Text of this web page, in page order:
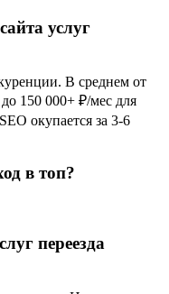
услуг
В среднем от
150 000+ ₽/мес для
окупается за 3-6
в топ?
переезда